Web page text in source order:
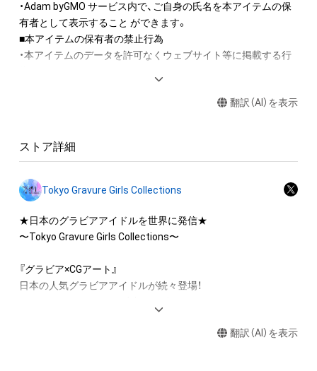
・Adam byGMO サービス内で、ご自身の氏名を本アイテムの保
有者として表示すること ができます。
■本アイテムの保有者の禁止行為
・本アイテムのデータを許可なくウェブサイト等に掲載する行
・本アイテムに関する創作物の利用については、公序良俗や法令
に反する利用またはその恐れのある利用など、作成者が不適切
であると判断した場合、利用をお断りさせていただきます。
・本アイテムの購入、売却および利用に関して、購入者、売却者、
原因で発生したものであっても、本アイテムの作成者または第
三者のライセンス保有者は、何らの法的責任も負わないものと
翻訳（AI）を表示
ストア詳細
Tokyo Gravure Girls Collections
★日本のグラビアアイドルを世界に発信★
〜Tokyo Gravure Girls Collections〜
『グラビア×CGアート』
日本の人気グラビアアイドルが続々登場！
翻訳（AI）を表示